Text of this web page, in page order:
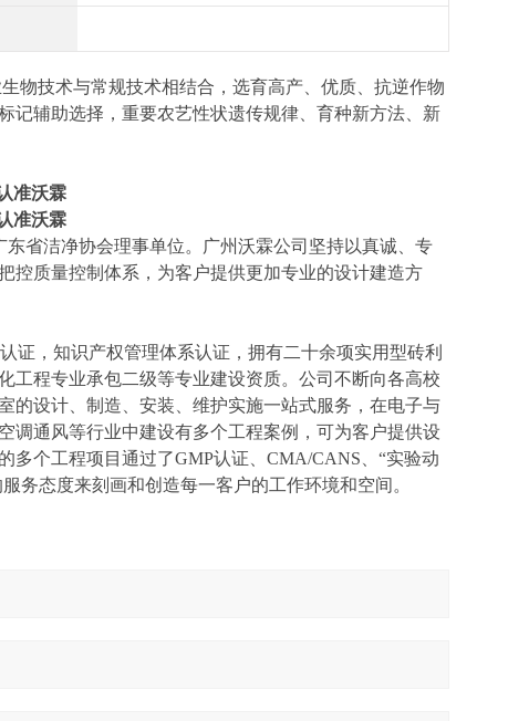
物技术与常规技术相结合，选育高产、优质、抗逆作物
记辅助选择，重要农艺性状遗传规律、育种新方法、新
准沃霖
准沃霖
省洁净协会理事单位。广州沃霖公司坚持以真诚、专
控质量控制体系，为客户提供更加专业的设计建造方
证，知识产权管理体系认证，拥有二十余项实用型砖利
工程专业承包二级等专业建设资质。公司不断向各高校
的设计、制造、安装、维护实施一站式服务，在电子与
调通风等行业中建设有多个工程案例，可为客户提供设
个工程项目通过了GMP认证、CMA/CANS、“实验动
务态度来刻画和创造每一客户的工作环境和空间。